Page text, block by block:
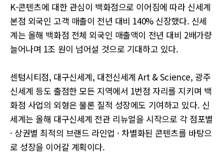
K-콘텐츠에 대한 관심이 백화점으로 이어짐에 따라 신세계
본점 외국인 고객 매출이 전년 대비 140% 신장했다. 신세
계는 올해 백화점 전체 외국인 매출액이 전년 대비 2배가량
늘어나며 1조 원이 넘어설 것으로 기대하고 있다.
센텀시티점, 대구신세계, 대전신세계 Art & Science, 광주
신세계 등도 출점한 모든 지역에서 1번점 자리를 지키며 백
화점 사업의 외형은 물론 질적 성장에도 기여하고 있다. 신
세계는 올해 대구신세계 전관 리뉴얼을 시작으로 각 점포별
· 상권별 최적의 브랜드 라인업 · 차별화된 콘텐츠를 바탕으
로 성장을 이어갈 계획이다.